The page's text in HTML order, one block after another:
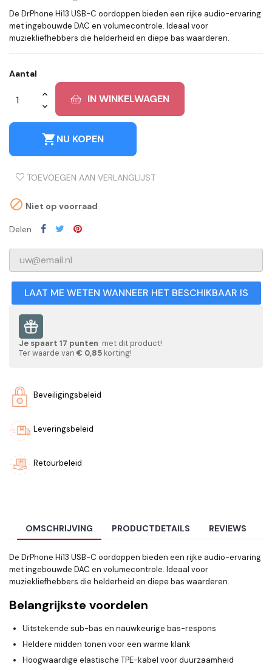
De DrPhone Hi13 USB-C oordoppen bieden een rijke audio-ervaring
met ingebouwde DAC en volumecontrole. Ideaal voor
muziekliefhebbers die helderheid en diepe bas waarderen.
Aantal
IN WINKELWAGEN
shopping_cartNU KOPEN
TOEVOEGEN AAN VERLANGLIJST
 Niet op voorraad
Delen
LAAT ME WETEN WANNEER HET BESCHIKBAAR IS
Je spaart 17 punten met dit product!
Ter waarde van € 0,85 korting!
Beveiligingsbeleid
Leveringsbeleid
Retourbeleid
OMSCHRIJVING PRODUCTDETAILS REVIEWS
De DrPhone Hi13 USB-C oordoppen bieden een rijke audio-ervaring
met ingebouwde DAC en volumecontrole. Ideaal voor
muziekliefhebbers die helderheid en diepe bas waarderen.
Belangrijkste voordelen
Uitstekende sub-bas en nauwkeurige bas-respons
Heldere midden tonen voor een warme klank
Hoogwaardige elastische TPE-kabel voor duurzaamheid